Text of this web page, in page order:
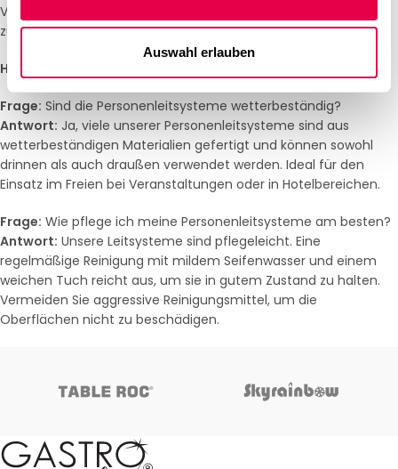
Auswahl erlauben
Verleihen Sie Ihrem Gastronomiebetrieb oder Hotel eine
zuverlässige und stilvolle Lösung zur Gästelenkung.
Häufig gestellte Fragen (FAQ)
Frage: Sind die Personenleitsysteme wetterbeständig?
Antwort: Ja, viele unserer Personenleitsysteme sind aus
wetterbeständigen Materialien gefertigt und können sowohl
drinnen als auch draußen verwendet werden. Ideal für den
Einsatz im Freien bei Veranstaltungen oder in Hotelbereichen.
Frage: Wie pflege ich meine Personenleitsysteme am besten?
Antwort: Unsere Leitsysteme sind pflegeleicht. Eine
regelmäßige Reinigung mit mildem Seifenwasser und einem
weichen Tuch reicht aus, um sie in gutem Zustand zu halten.
Vermeiden Sie aggressive Reinigungsmittel, um die
Oberflächen nicht zu beschädigen.